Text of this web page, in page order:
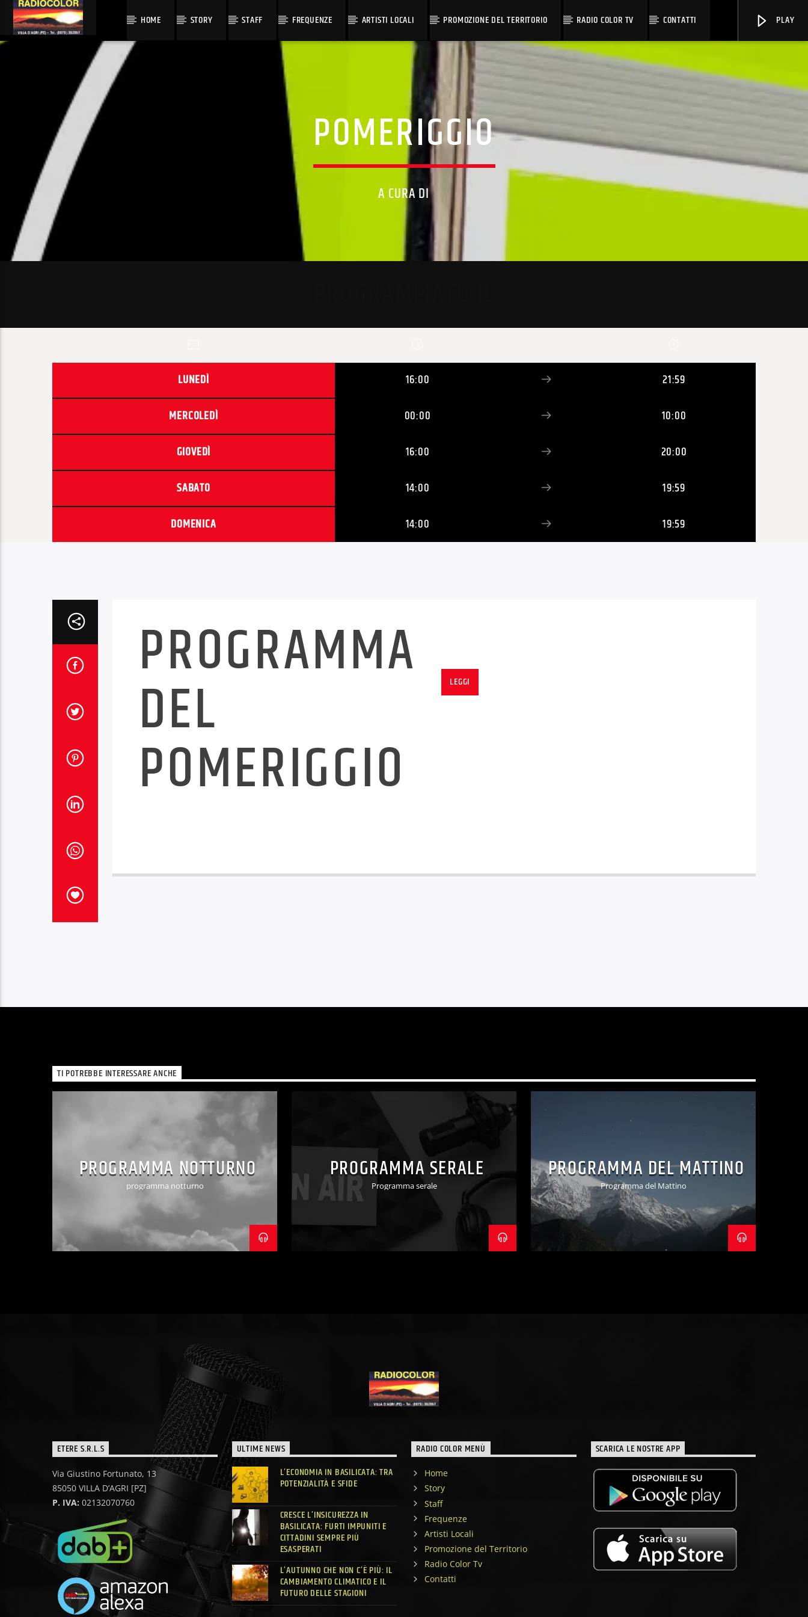
HOME STORY STAFF FREQUENZE ARTISTI LOCALI PROMOZIONE DEL TERRITORIO RADIO COLOR TV CONTATTI PLAY
TRACCIA CORRENTE
TITOLO
ARTISTA
POMERIGGIO
A CURA DI
LUNEDÌ 16:00 21:59
MERCOLEDÌ 00:00 10:00
GIOVEDÌ 16:00 20:00
SABATO 14:00 19:59
DOMENICA 14:00 19:59
PROGRAMMA
DEL
POMERIGGIO
LEGGI
TI POTREBBE INTERESSARE ANCHE
PROGRAMMA NOTTURNO
programma notturno
PROGRAMMA SERALE
Programma serale
PROGRAMMA DEL MATTINO
Programma del Mattino
ETERE S.R.L.S
Via Giustino Fortunato, 13
85050 VILLA D’AGRI [PZ]
P. IVA: 02132070760
ULTIME NEWS
L’ECONOMIA IN BASILICATA: TRA
POTENZIALITÀ E SFIDE
CRESCE L’INSICUREZZA IN
BASILICATA: FURTI IMPUNITI E
CITTADINI SEMPRE PIÙ
ESASPERATI
L’AUTUNNO CHE NON C’È PIÙ: IL
CAMBIAMENTO CLIMATICO E IL
FUTURO DELLE STAGIONI
RADIO COLOR MENÙ
Home
Story
Staff
Frequenze
Artisti Locali
Promozione del Territorio
Radio Color Tv
Contatti
SCARICA LE NOSTRE APP